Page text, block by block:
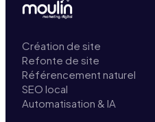
Création de site
Refonte de site
Référencement naturel
SEO local
Automatisation & IA